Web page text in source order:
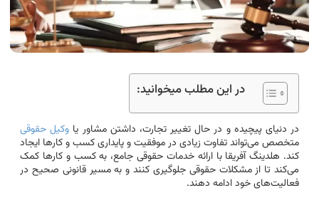
در این مطلب میخوانید:
در دنیای پیچیده و در حال تغییر تجارت، داشتن مشاور یاوکیل حقوقی
متخصص می‌تواند تفاوت زیادی در موفقیت و پایداری کسب و کارها ایجاد
کند. هلدینگ آفریقا با ارائه خدمات حقوقی جامع، به کسب و کارها کمک
می‌کند تا از مشکلات حقوقی جلوگیری کنند و به مسیر قانونی صحیح در
فعالیت‌های خود ادامه دهند.